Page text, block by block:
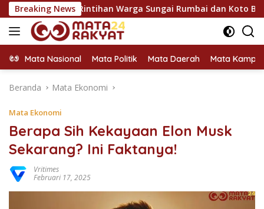
Langsung
ke
konten
Breaking News
Rintihan Warga Sungai Rumbai dan Koto Besar via Reses
Mata Nasional Mata Politik Mata Daerah Mata
Beranda Mata Ekonomi
Mata Ekonomi
Berapa Sih Kekayaan Elon Musk
Sekarang? Ini Faktanya!
Vritimes
Februari 17, 2025